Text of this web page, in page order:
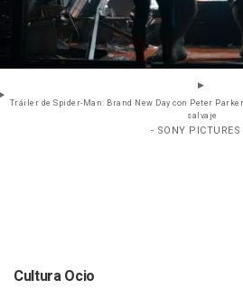
Tráiler de Spider-Man: Brand New Day con Peter
salvaje
- SONY PICTURES
Cultura Ocio